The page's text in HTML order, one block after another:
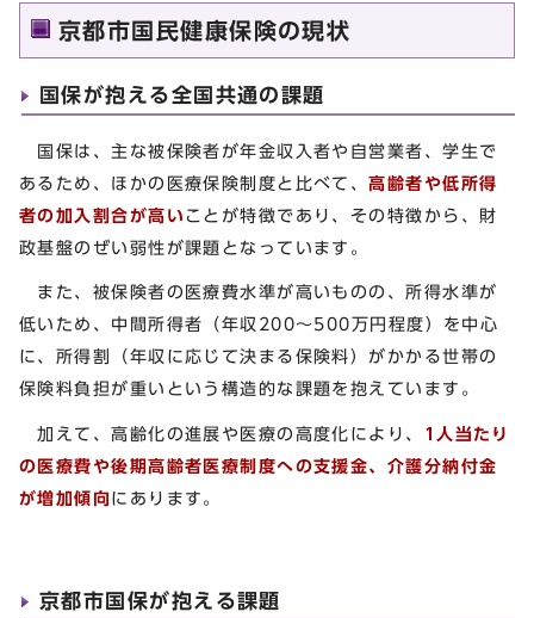
京都市国民健康保険の現状
国保が抱える全国共通の課題
国保は、主な被保険者が年金収入者や自営業者、学生で
あるため、ほかの医療保険制度と比べて、高齢者や低所得
者の加入割合が高い ことが特徴であり、その特徴から、財
政基盤のぜい弱性が課題となっています。
また、被保険者の医療費水準が高いものの、所得水準が
低いため、中間所得者（年収200～500万円程度）を中心
に、所得割（年収に応じて決まる保険料）がかかる世帯の
保険料負担が重いという構造的な課題を抱えています。
加えて、高齢化の進展や医療の高度化により、 1人当たり
の医療費や後期高齢者医療制度への支援金、介護分納付金
が増加傾向 にあります。
京都市国保が抱える課題